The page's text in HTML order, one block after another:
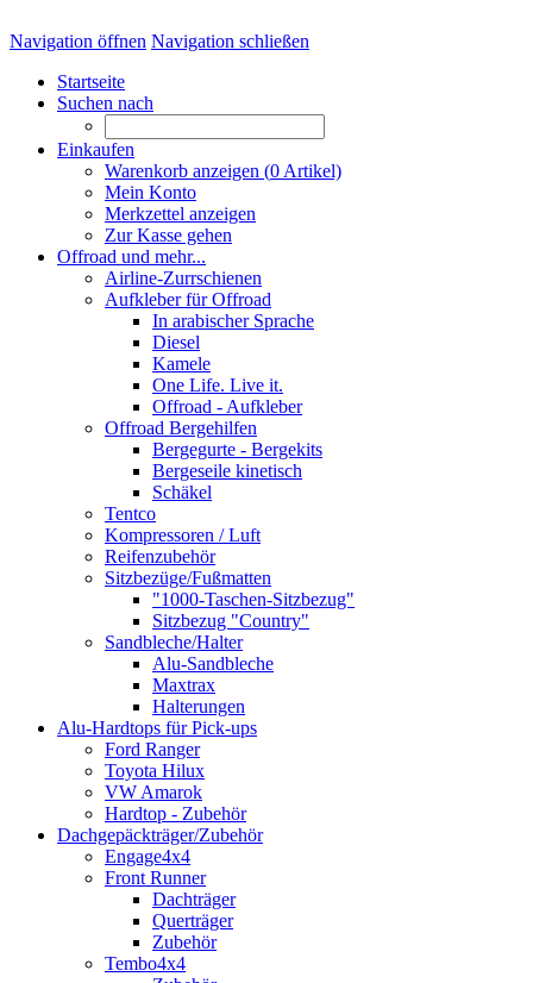
Navigation öffnen Navigation schließen
Startseite
Suchen nach
Einkaufen
Warenkorb anzeigen (0 Artikel)
Mein Konto
Merkzettel anzeigen
Zur Kasse gehen
Offroad und mehr...
Airline-Zurrschienen
Aufkleber für Offroad
In arabischer Sprache
Diesel
Kamele
One Life. Live it.
Offroad - Aufkleber
Offroad Bergehilfen
Bergegurte - Bergekits
Bergeseile kinetisch
Schäkel
Tentco
Kompressoren / Luft
Reifenzubehör
Sitzbezüge/Fußmatten
"1000-Taschen-Sitzbezug"
Sitzbezug "Country"
Sandbleche/Halter
Alu-Sandbleche
Maxtrax
Halterungen
Alu-Hardtops für Pick-ups
Ford Ranger
Toyota Hilux
VW Amarok
Hardtop - Zubehör
Dachgepäckträger/Zubehör
Engage4x4
Front Runner
Dachträger
Querträger
Zubehör
Tembo4x4